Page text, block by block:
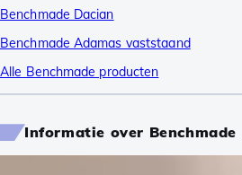
Benchmade Dacian
Benchmade Adamas vaststaand
Alle Benchmade producten
Informatie over Benchmade